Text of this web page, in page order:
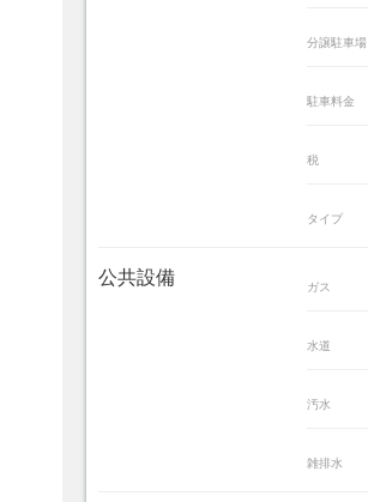
分譲駐車場
駐車料金
税
タイプ
公共設備 ガス
水道
汚水
雑排水